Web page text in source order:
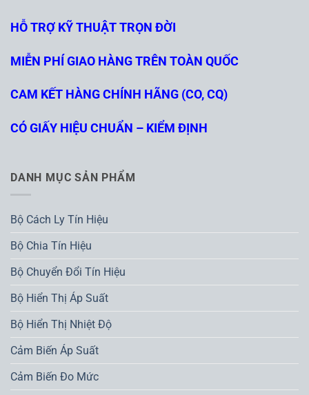
HỖ TRỢ KỸ THUẬT TRỌN ĐỜI
MIỄN PHÍ GIAO HÀNG TRÊN TOÀN QUỐC
CAM KẾT HÀNG CHÍNH HÃNG (CO, CQ)
CÓ GIẤY HIỆU CHUẨN – KIỂM ĐỊNH
DANH MỤC SẢN PHẨM
Bộ Cách Ly Tín Hiệu
Bộ Chia Tín Hiệu
Bộ Chuyển Đổi Tín Hiệu
Bộ Hiển Thị Áp Suất
Bộ Hiển Thị Nhiệt Độ
Cảm Biến Áp Suất
Cảm Biến Đo Mức